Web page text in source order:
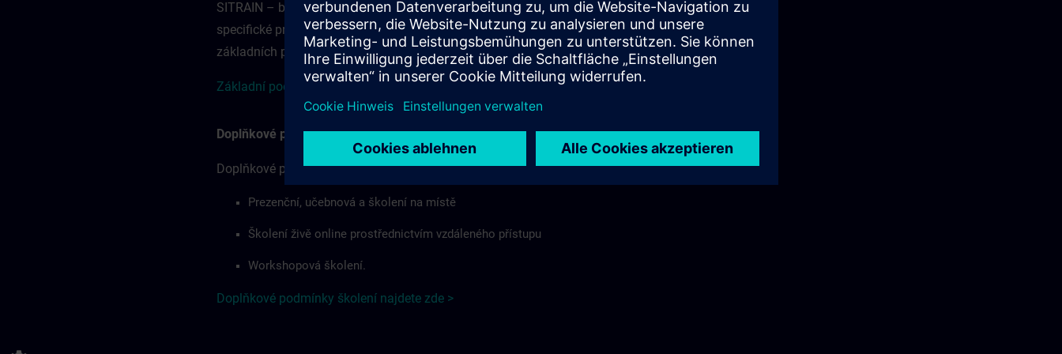
SITRAIN – bez ohledu na formát nebo způsob poskytování. V případě, že platí předpisy
specifické pro danou zemi, mohou se jednotlivé doplňkové podmínky pro danou zemi od
základních podmínek odpovídajícím způsobem lišit nebo je rozšiřovat.
Základní podmínky pro Českou republiku najdete zde >
Doplňkové podmínky školení
Doplňkové podmínky školení se vztahují na:
Prezenční, učebnová a školení na místě
Školení živě online prostřednictvím vzdáleného přístupu
Workshopová školení.
Doplňkové podmínky školení najdete zde >